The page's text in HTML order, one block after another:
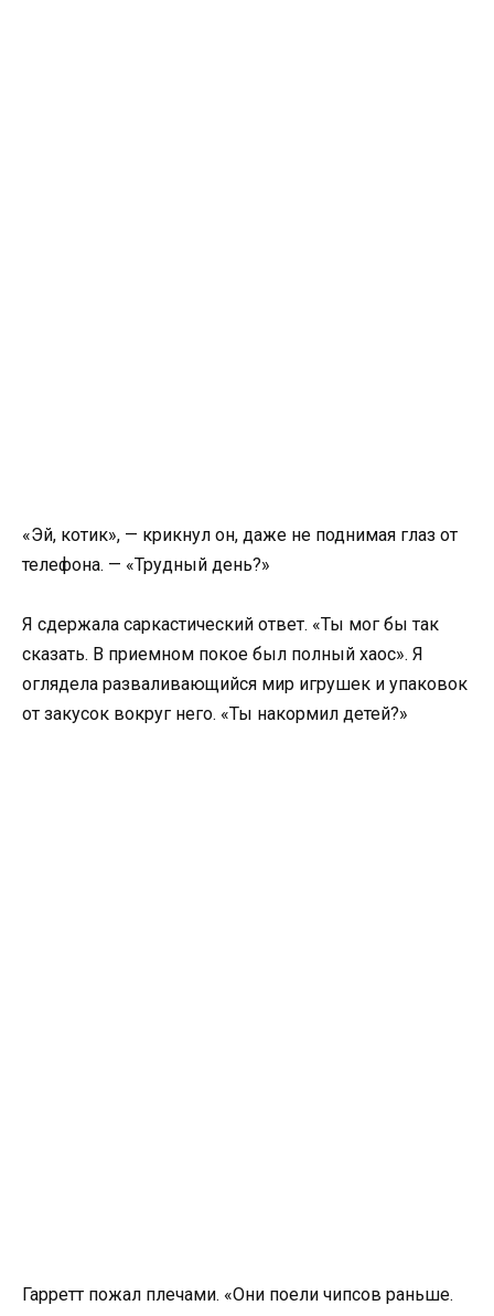
«Эй, котик», — крикнул он, даже не поднимая глаз от
телефона. — «Трудный день?»
Я сдержала саркастический ответ. «Ты мог бы так
сказать. В приемном покое был полный хаос». Я
оглядела разваливающийся мир игрушек и упаковок
от закусок вокруг него. «Ты накормил детей?»
Гарретт пожал плечами. «Они поели чипсов раньше.